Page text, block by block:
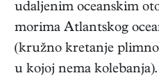
udaljenim oceanskim
morima Atlantskog
(kružno kretanje
u kojoj nema